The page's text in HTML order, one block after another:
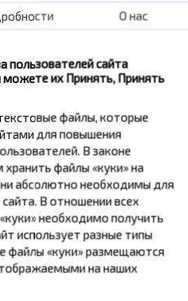
INFOBUS.
новостей и
О нас
пользователей сайта
их Принять, Принять
файлы, которые
для повышения
В законе
файлы «куки» на
абсолютно необходимы для
В отношении всех
необходимо получить
использует разные типы
файлы «куки» размещаются
на наших